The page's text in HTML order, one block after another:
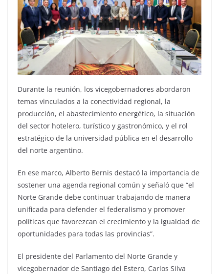
Durante la reunión, los vicegobernadores abordaron
temas vinculados a la conectividad regional, la
producción, el abastecimiento energético, la situación
del sector hotelero, turístico y gastronómico, y el rol
estratégico de la universidad pública en el desarrollo
del norte argentino.
En ese marco, Alberto Bernis destacó la importancia de
sostener una agenda regional común y señaló que “el
Norte Grande debe continuar trabajando de manera
unificada para defender el federalismo y promover
políticas que favorezcan el crecimiento y la igualdad de
oportunidades para todas las provincias”.
El presidente del Parlamento del Norte Grande y
vicegobernador de Santiago del Estero, Carlos Silva